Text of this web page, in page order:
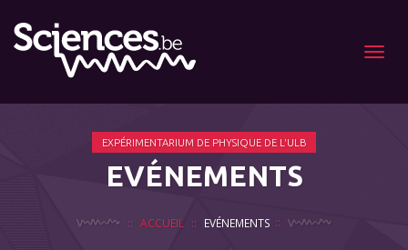
Menu
EXPÉRIMENTARIUM DE PHYSIQUE DE L'ULB
EVÉNEMENTS
ACCUEIL EVÉNEMENTS